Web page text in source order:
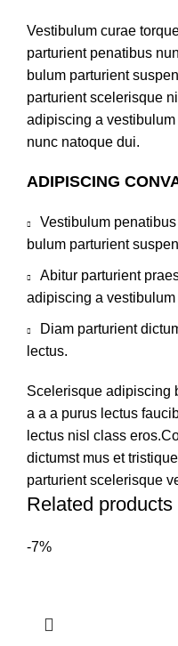
Vestibulum curae
parturient penatibus
bulum parturient
parturient scelerisque
adipiscing a
nunc natoque dui.
ADIPISCING
Vestibulum
bulum parturient
Abitur parturient
adipiscing a vestibulum
Diam parturient
lectus.
Scelerisque adipiscing
a a a purus lectus
lectus nisl class
dictumst mus et
parturient scelerisque
Related products
-7%